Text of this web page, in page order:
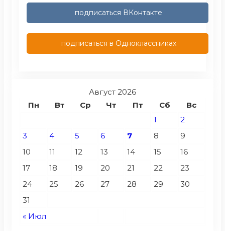
подписаться ВКонтакте
подписаться в Одноклассниках
Август 2026
Пн
Вт Ср Чт Пт Сб Вс
« Июл
1
2
3
4 5 6 7 8
9
10
11 12 13 14 15
16
17
18 19 20 21 22
23
24
25 26 27 28 29
30
31